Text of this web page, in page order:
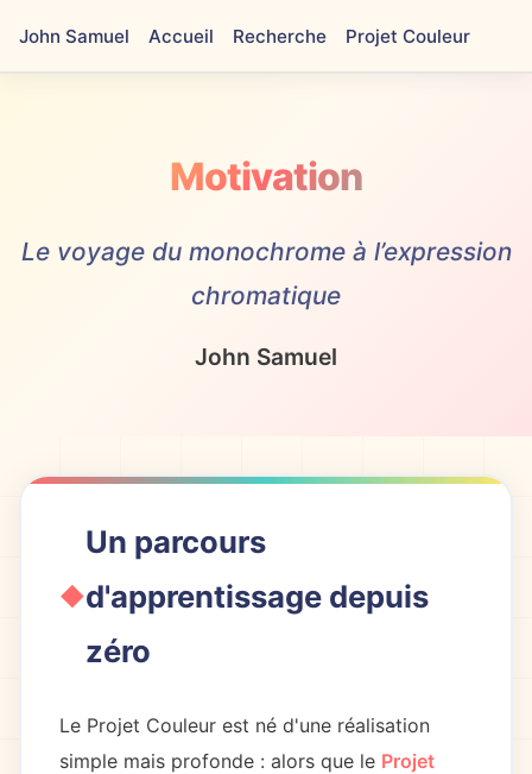
John Samuel Accueil Recherche Projet Couleur
Motivation
Le voyage du monochrome à l’expression
chromatique
John Samuel
Un parcours
d'apprentissage depuis
zéro
Le Projet Couleur est né d'une réalisation
simple mais profonde : alors que le Projet